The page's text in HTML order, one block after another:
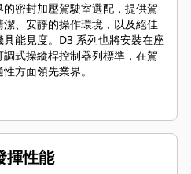
的密封加壓駕駛室選配，提供駕
潔、安靜的操作環境，以及絕佳
具能見度。D3 系列也將安裝在座
調式操縱桿控制器列標準，在駕
方面領先業界。
揮性能